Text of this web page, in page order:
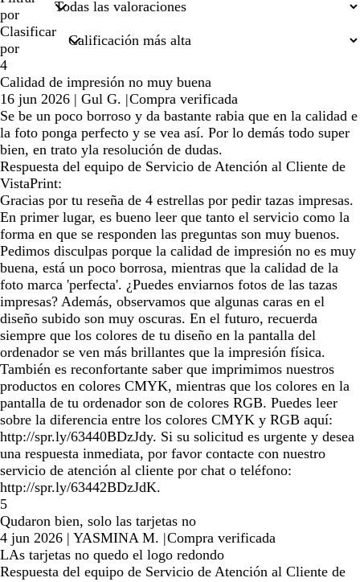
por
Clasificar
por
4
Calidad de impresión no muy buena
16 jun 2026 | Gul G. |Compra verificada
Se be un poco borroso y da bastante rabia que en la calidad e
la foto ponga perfecto y se vea así. Por lo demás todo super
bien, en trato yla resolución de dudas.
Respuesta del equipo de Servicio de Atención al Cliente de
VistaPrint:
Gracias por tu reseña de 4 estrellas por pedir tazas impresas.
En primer lugar, es bueno leer que tanto el servicio como la
forma en que se responden las preguntas son muy buenos.
Pedimos disculpas porque la calidad de impresión no es muy
buena, está un poco borrosa, mientras que la calidad de la
foto marca 'perfecta'. ¿Puedes enviarnos fotos de las tazas
impresas? Además, observamos que algunas caras en el
diseño subido son muy oscuras. En el futuro, recuerda
siempre que los colores de tu diseño en la pantalla del
ordenador se ven más brillantes que la impresión física.
También es reconfortante saber que imprimimos nuestros
productos en colores CMYK, mientras que los colores en la
pantalla de tu ordenador son de colores RGB. Puedes leer
sobre la diferencia entre los colores CMYK y RGB aquí:
http://spr.ly/63440BDzJdy. Si su solicitud es urgente y desea
una respuesta inmediata, por favor contacte con nuestro
servicio de atención al cliente por chat o teléfono:
http://spr.ly/63442BDzJdK.
5
Qudaron bien, solo las tarjetas no
4 jun 2026 | YASMINA M. |Compra verificada
LAs tarjetas no quedo el logo redondo
Respuesta del equipo de Servicio de Atención al Cliente de